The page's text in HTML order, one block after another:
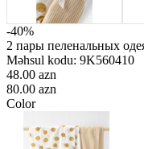
-40%
2 пары пеленальных
Məhsul kodu: 9K560410
48.00 azn
80.00 azn
Color